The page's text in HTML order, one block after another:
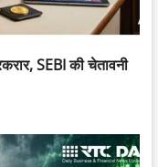
SEBI की चेतावनी